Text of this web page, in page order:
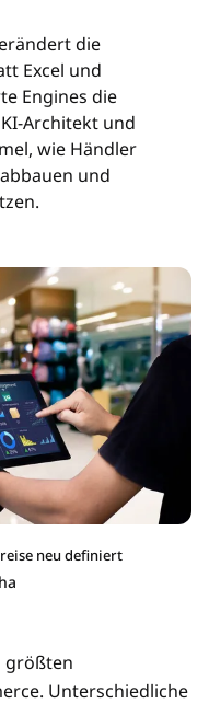
die
Excel und
Engines die
Architekt und
wie Händler
und
neu definiert
größten
Unterschiedliche